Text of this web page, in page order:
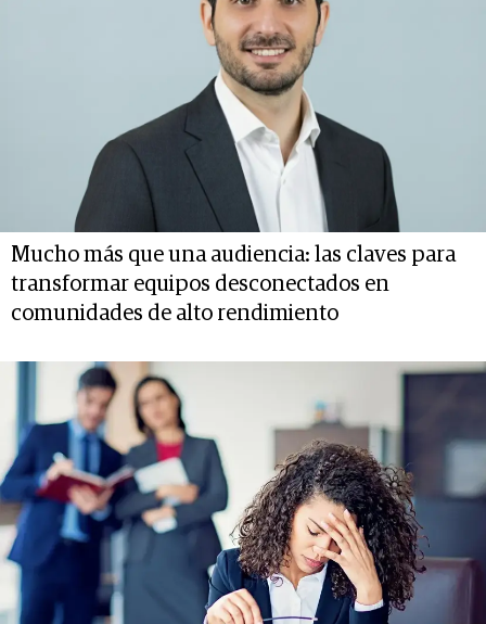
Mucho más que una audiencia: las claves para
transformar equipos desconectados en
comunidades de alto rendimiento